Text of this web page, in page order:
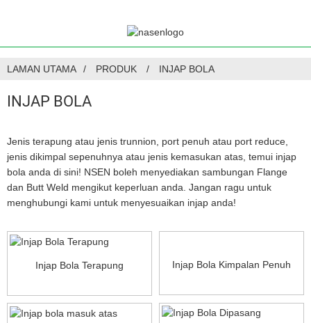
LAMAN UTAMA PRODUK INJAP BOLA
INJAP BOLA
Jenis terapung atau jenis trunnion, port penuh atau port reduce,
jenis dikimpal sepenuhnya atau jenis kemasukan atas, temui injap
bola anda di sini! NSEN boleh menyediakan sambungan Flange
dan Butt Weld mengikut keperluan anda. Jangan ragu untuk
menghubungi kami untuk menyesuaikan injap anda!
Injap Bola Terapung Injap Bola Kimpalan Penuh